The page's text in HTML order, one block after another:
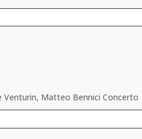
Venturin, Matteo Bennici Concerto